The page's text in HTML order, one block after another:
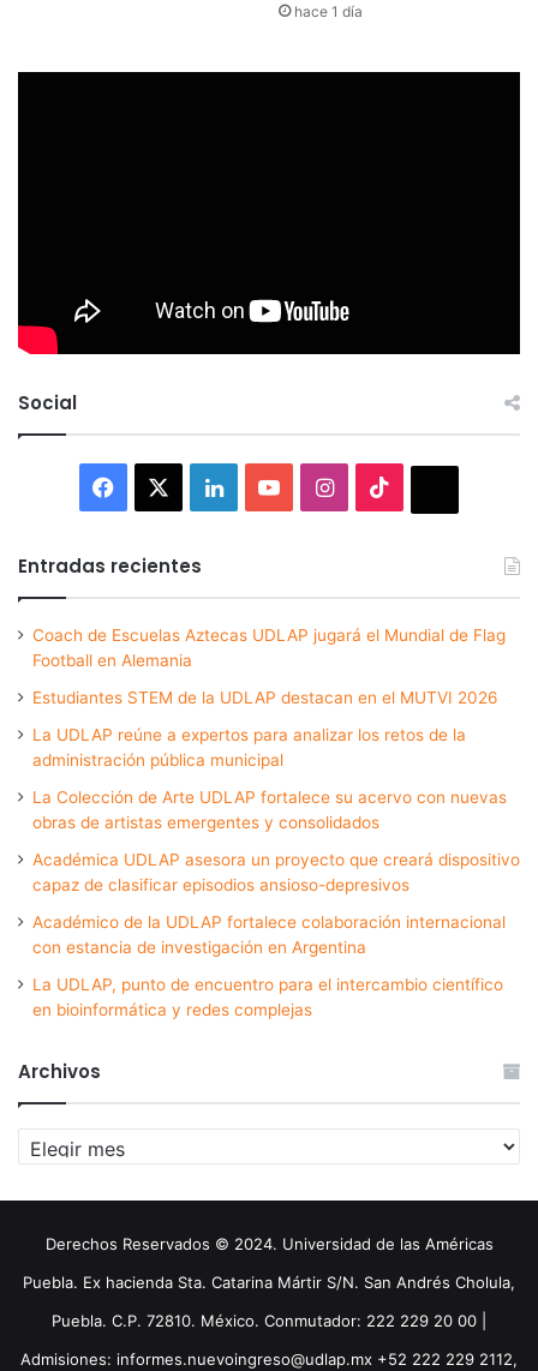
hace 1 día
Social
Facebook LinkedInYouTubeInstagram
Entradas recientes
Coach de Escuelas Aztecas UDLAP jugará el Mundial de Flag
Football en Alemania
Estudiantes STEM de la UDLAP destacan en el MUTVI 2026
La UDLAP reúne a expertos para analizar los retos de la
administración pública municipal
La Colección de Arte UDLAP fortalece su acervo con nuevas
obras de artistas emergentes y consolidados
Académica UDLAP asesora un proyecto que creará dispositivo
capaz de clasificar episodios ansioso-depresivos
Académico de la UDLAP fortalece colaboración internacional
con estancia de investigación en Argentina
La UDLAP, punto de encuentro para el intercambio científico
en bioinformática y redes complejas
Archivos
Archivos
Derechos Reservados © 2024. Universidad de las Américas
Puebla. Ex hacienda Sta. Catarina Mártir S/N. San Andrés Cholula,
Puebla. C.P. 72810. México. Conmutador: 222 229 20 00 |
Admisiones: informes.nuevoingreso@udlap.mx +52 222 229 2112,